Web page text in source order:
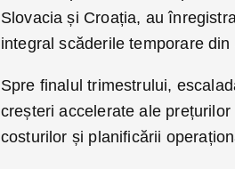
Slovacia și Croația, au
integral scăderile temporare
Spre finalul trimestrului,
creșteri accelerate ale
costurilor și planificării